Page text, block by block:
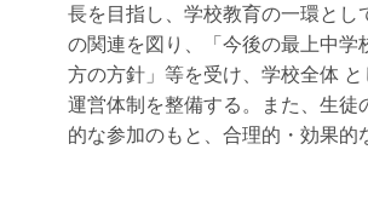
長を目指し、学校教育の一環とし
の関連を図り、「今後の最上中学
方の方針」等を受け、学校全体 と
運営体制を整備する。また、生徒
的な参加のもと、合理的・効果的